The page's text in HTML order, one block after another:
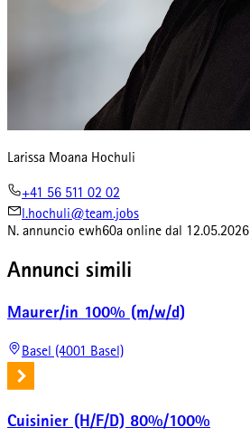
Larissa Moana Hochuli
+41 56 511 02 02
l.hochuli@team.jobs
N. annuncio ewh60a online dal 12.05.2026
Annunci simili
Maurer/in 100% (m/w/d)
Basel (4001 Basel)
Cuisinier (H/F/D) 80%/100%